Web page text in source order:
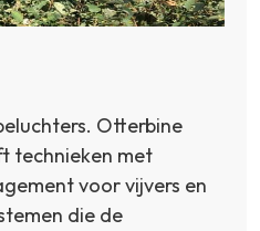
Otterbine
technieken met
voor vijvers en
die de